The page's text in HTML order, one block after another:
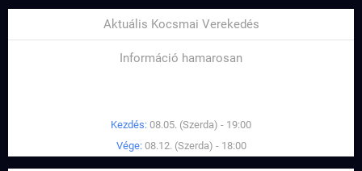
Aktuális Kocsmai Verekedés
Információ hamarosan
Kezdés: 08.05. (Szerda) - 19:00
Vége: 08.12. (Szerda) - 18:00